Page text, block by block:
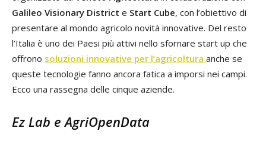
Galileo Visionary District e Start Cube, con l’obiettivo di
presentare al mondo agricolo novità innovative. Del resto
l’Italia è uno dei Paesi più attivi nello sfornare start up che
offrono soluzioni innovative per l’agricoltura anche se
queste tecnologie fanno ancora fatica a imporsi nei campi.
Ecco una rassegna delle cinque aziende.
Ez Lab e AgriOpenData